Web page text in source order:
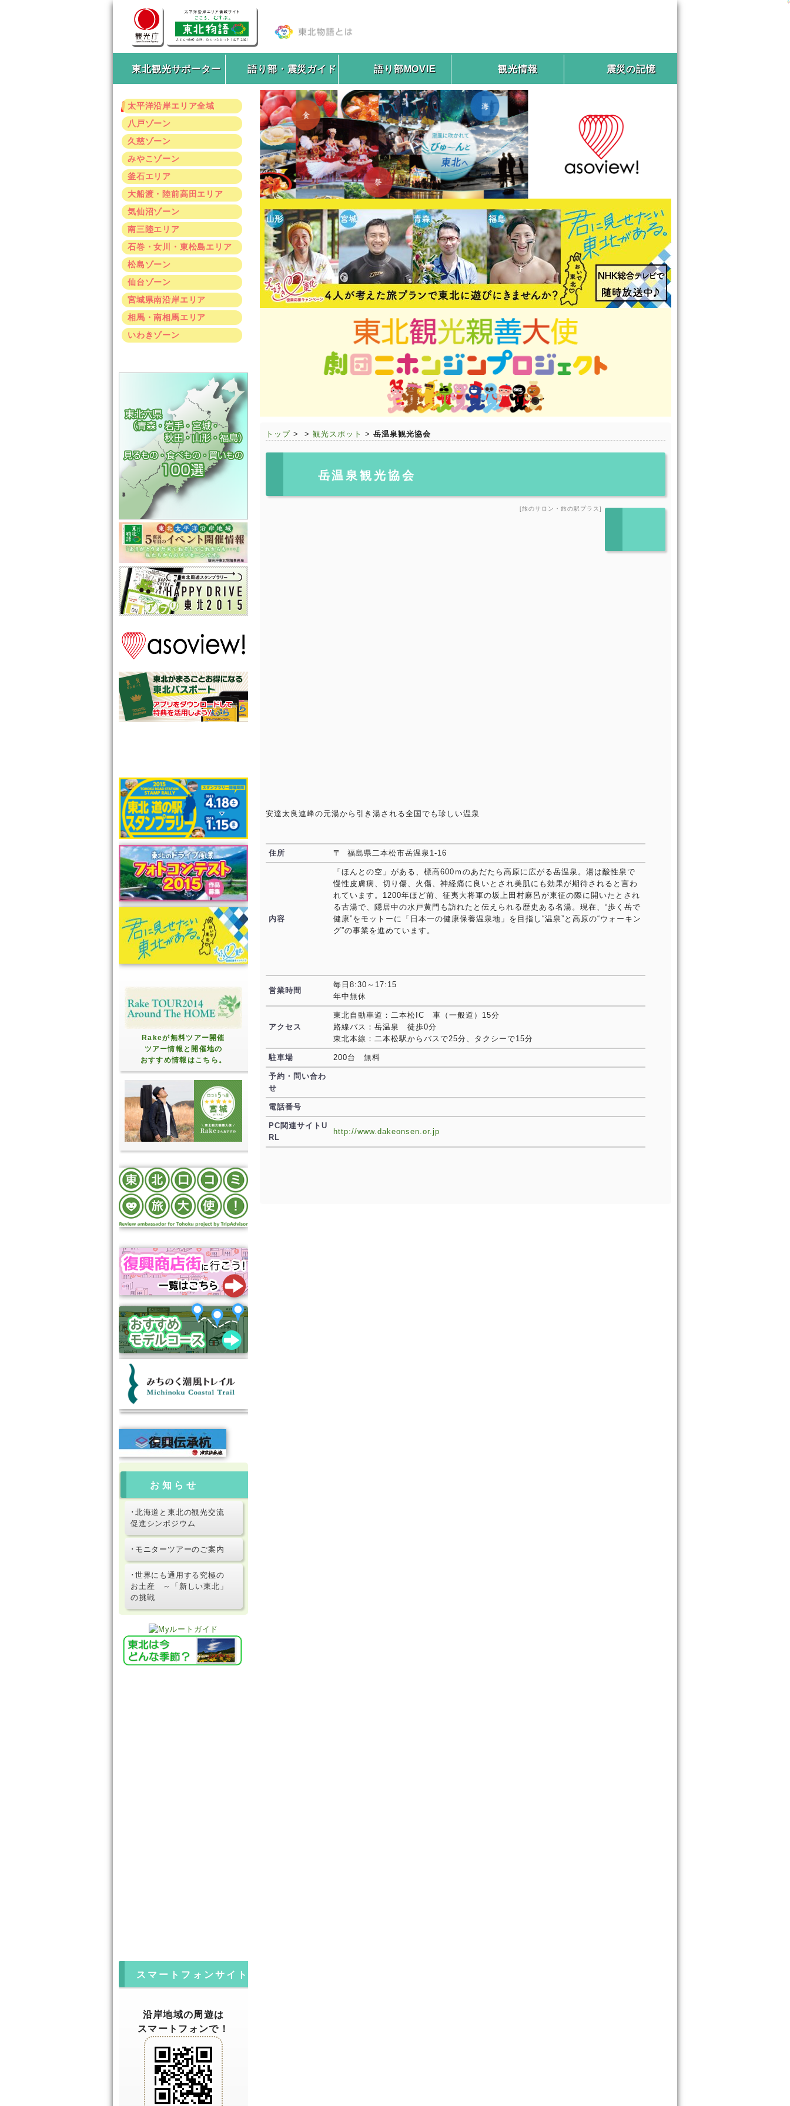
東北観光サポーター 語り部・震災ガイド 語り部MOVIE 観光情報 震災の記憶
太平洋沿岸エリア全域
八戸ゾーン
久慈ゾーン
みやこゾーン
釜石エリア
大船渡・陸前高田エリア
気仙沼ゾーン
南三陸エリア
石巻・女川・東松島エリア
松島ゾーン
仙台ゾーン
宮城県南沿岸エリア
相馬・南相馬エリア
いわきゾーン
Rakeが無料ツアー開催
ツアー情報と開催地の
おすすめ情報はこちら。
お知らせ
･北海道と東北の観光交流
促進シンポジウム
･モニターツアーのご案内
･世界にも通用する究極の
お土産 ～「新しい東北」
の挑戦
スマートフォンサイト
沿岸地域の周遊は
スマートフォンで！
トップ > > 観光スポット > 岳温泉観光協会
岳温泉観光協会
[旅のサロン・旅の駅プラス]
安達太良連峰の元湯から引き湯される全国でも珍しい温泉
住所 〒 福島県二本松市岳温泉1-16
内容
「ほんとの空」がある、標高600ｍのあだたら高原に広がる岳温泉。湯は酸性泉で
慢性皮膚病、切り傷、火傷、神経痛に良いとされ美肌にも効果が期待されると言わ
れています。1200年ほど前、征夷大将軍の坂上田村麻呂が東征の際に開いたとされ
る古湯で、隠居中の水戸黄門も訪れたと伝えられる歴史ある名湯。現在、“歩く岳で
健康”をモットーに「日本一の健康保養温泉地」を目指し“温泉”と高原の“ウォーキン
グ”の事業を進めています。
営業時間
毎日8:30～17:15
年中無休
アクセス
東北自動車道：二本松IC 車（一般道）15分
路線バス：岳温泉 徒歩0分
東北本線：二本松駅からバスで25分、タクシーで15分
駐車場 200台 無料
予約・問い合わ
せ
電話番号
PC関連サイトU
RL
http://www.dakeonsen.or.jp